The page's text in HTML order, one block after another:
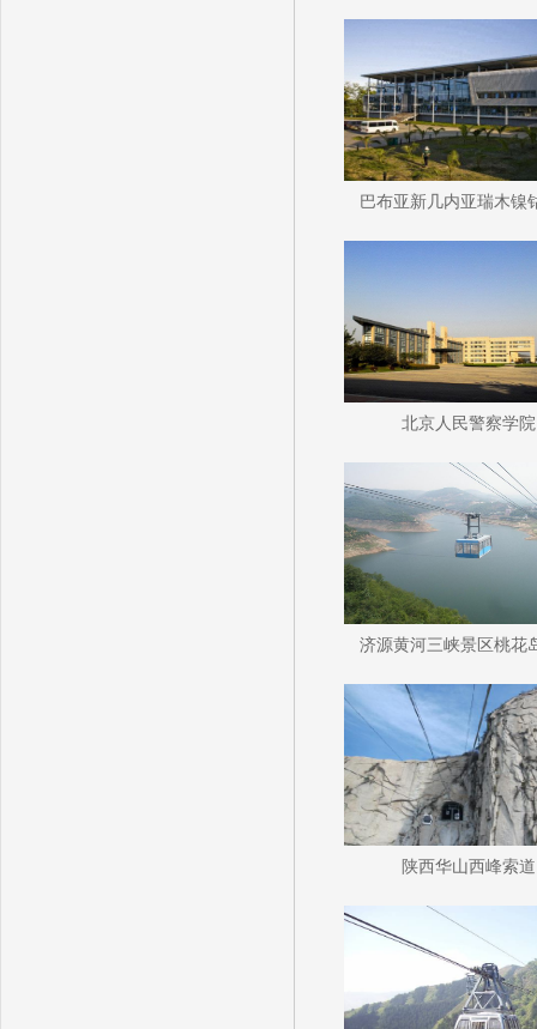
巴布亚新几内亚瑞木镍
北京人民警察学院
济源黄河三峡景区桃花
陕西华山西峰索道